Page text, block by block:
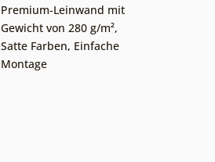
Premium-Leinwand mit
Gewicht von 280 g/m²,
Satte Farben, Einfache
Montage